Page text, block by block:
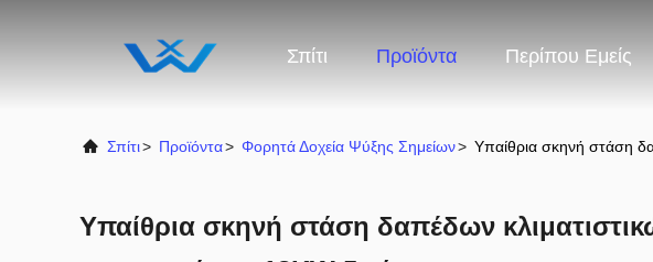
Σπίτι Προϊόντα Περίπου Εμείς
Σπίτι> Προϊόντα> Φορητά Δοχεία Ψύξης Σημείων> Υπαίθρια σκηνή στάση
Υπαίθρια σκηνή στάση δαπέδων